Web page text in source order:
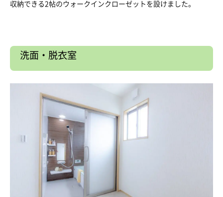
収納できる2帖のウォークインクローゼットを設けました。
洗面・脱衣室